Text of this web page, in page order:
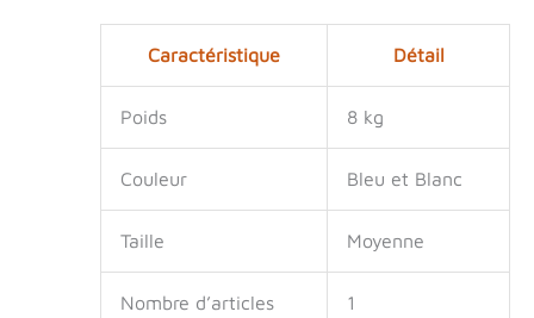
Caractéristique Détail
Poids 8 kg
Couleur Bleu et Blanc
Taille Moyenne
Nombre d’articles 1